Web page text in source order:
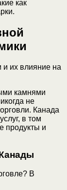
как
камнями
не
Канада
в том
продукты и
В